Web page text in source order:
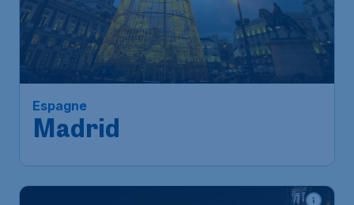
Espagne
Madrid